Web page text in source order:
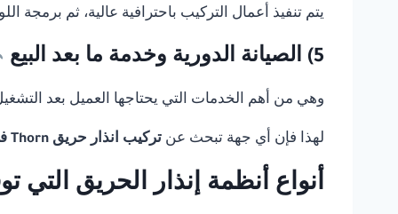
يتم تنفيذ أعمال التركيب باحترافية عالية، ثم برمجة
5) الصيانة الدورية وخدمة ما بعد البيع
وهي من أهم الخدمات التي يحتاجها العميل بعد
لهذا فإن أي جهة تبحث عن تركيب انذار حريق Thorn في الجيزة
أنواع أنظمة إنذار الحريق التي